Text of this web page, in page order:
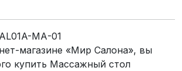
МА-01
магазине «Мир Салона», вы
купить Массажный стол